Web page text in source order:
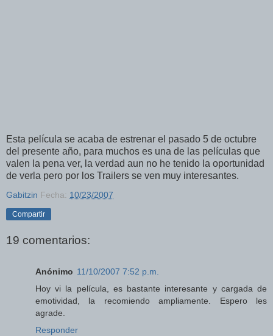
Esta película se acaba de estrenar el pasado 5 de octubre
del presente año, para muchos es una de las películas que
valen la pena ver, la verdad aun no he tenido la oportunidad
de verla pero por los Trailers se ven muy interesantes.
Gabitzin Fecha: 10/23/2007
Compartir
19 comentarios:
Anónimo 11/10/2007 7:52 p.m.
Hoy vi la película, es bastante interesante y cargada de
emotividad, la recomiendo ampliamente. Espero les
agrade.
Responder